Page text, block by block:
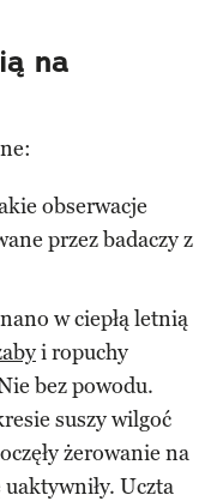
na
obserwacje
przez badaczy z
w ciepłą letnią
i ropuchy
bez powodu.
suszy wilgoć
żerowanie na
Uczta